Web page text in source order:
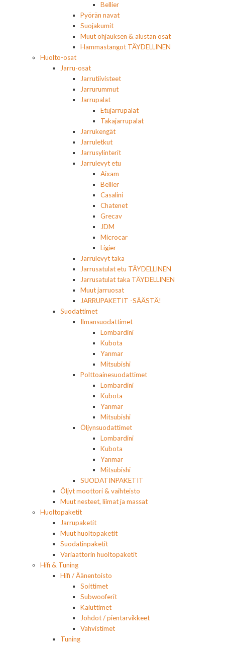
Bellier
Pyörän navat
Suojakumit
Muut ohjauksen & alustan osat
Hammastangot TÄYDELLINEN
Huolto-osat
Jarru-osat
Jarrutiivisteet
Jarrurummut
Jarrupalat
Etujarrupalat
Takajarrupalat
Jarrukengät
Jarruletkut
Jarrusylinterit
Jarrulevyt etu
Aixam
Bellier
Casalini
Chatenet
Grecav
JDM
Microcar
Ligier
Jarrulevyt taka
Jarrusatulat etu TÄYDELLINEN
Jarrusatulat taka TÄYDELLINEN
Muut jarruosat
JARRUPAKETIT -SÄÄSTÄ!
Suodattimet
Ilmansuodattimet
Lombardini
Kubota
Yanmar
Mitsubishi
Polttoainesuodattimet
Lombardini
Kubota
Yanmar
Mitsubishi
Öljynsuodattimet
Lombardini
Kubota
Yanmar
Mitsubishi
SUODATINPAKETIT
Öljyt moottori & vaihteisto
Muut nesteet, liimat ja massat
Huoltopaketit
Jarrupaketit
Muut huoltopaketit
Suodatinpaketit
Variaattorin huoltopaketit
Hifi & Tuning
Hifi / Äänentoisto
Soittimet
Subwooferit
Kaiuttimet
Johdot / pientarvikkeet
Vahvistimet
Tuning